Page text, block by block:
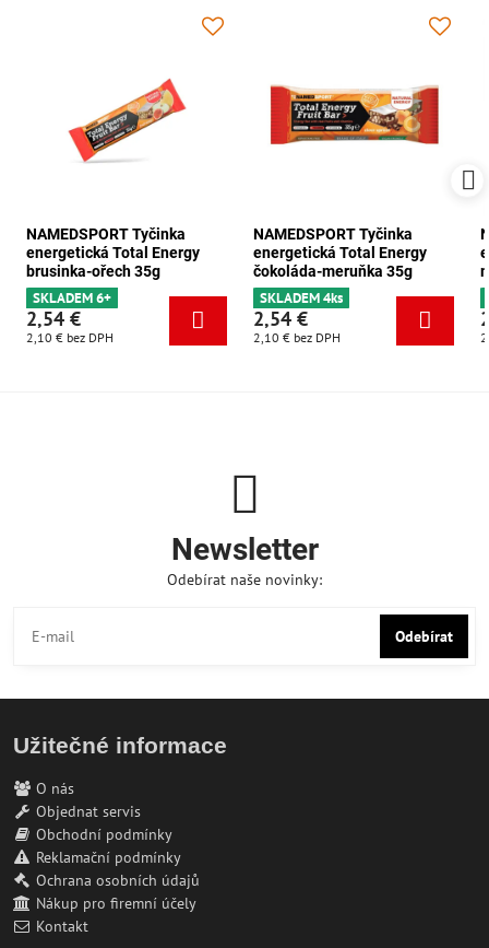
NAMEDSPORT Tyčinka
energetická Total Energy
brusinka-ořech 35g
SKLADEM 6+
2,54 €
2,10 € bez DPH
NAMEDSPORT Tyčinka
energetická Total Energy
čokoláda-meruňka 35g
SKLADEM 4ks
2,54 €
2,10 € bez DPH
Newsletter
Odebírat naše novinky:
Odebírat
Užitečné informace
O nás
Objednat servis
Obchodní podmínky
Reklamační podmínky
Ochrana osobních údajů
Nákup pro firemní účely
Kontakt